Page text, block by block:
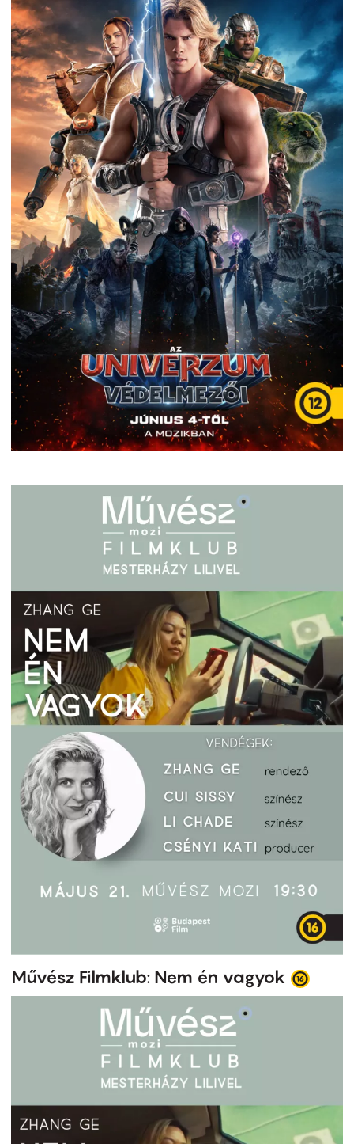
Művész Filmklub: Nem én vagyok